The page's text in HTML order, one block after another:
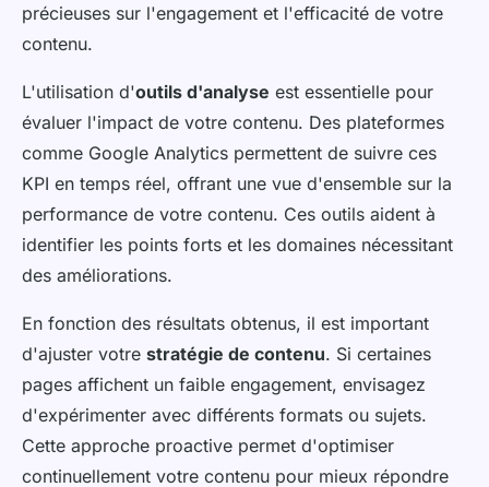
précieuses sur l'engagement et l'efficacité de votre
contenu.
L'utilisation d'outils d'analyse est essentielle pour
évaluer l'impact de votre contenu. Des plateformes
comme Google Analytics permettent de suivre ces
KPI en temps réel, offrant une vue d'ensemble sur la
performance de votre contenu. Ces outils aident à
identifier les points forts et les domaines nécessitant
des améliorations.
En fonction des résultats obtenus, il est important
d'ajuster votre stratégie de contenu. Si certaines
pages affichent un faible engagement, envisagez
d'expérimenter avec différents formats ou sujets.
Cette approche proactive permet d'optimiser
continuellement votre contenu pour mieux répondre